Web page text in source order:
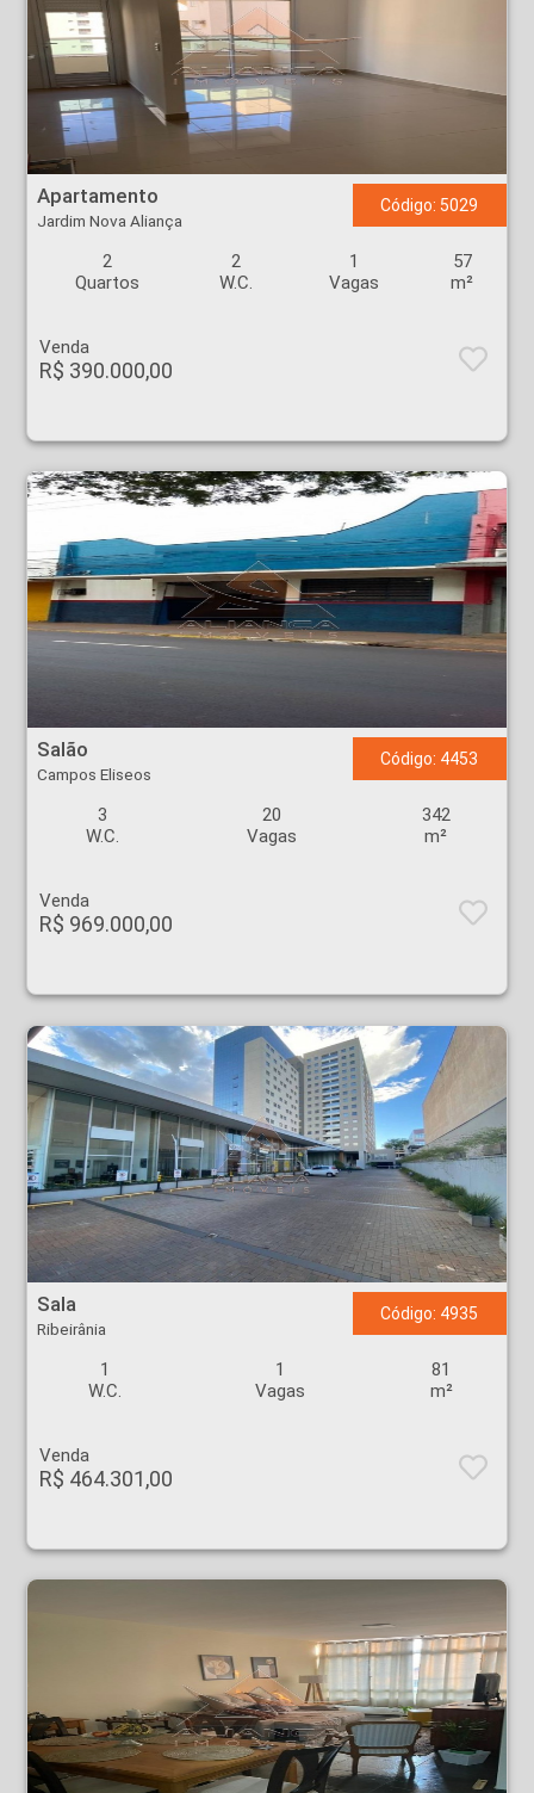
Apartamento - Jardim Nova Aliança - Ribeirão Preto
Apartamento
Jardim Nova Aliança
Código: 5029
2
Quartos
2
W.C.
1
Vagas
57
m²
Venda
R$ 390.000,00
Salão
Campos Eliseos
Código: 4453
3
W.C.
20
Vagas
342
m²
Venda
R$ 969.000,00
Sala - Ribeirânia - Ribeirão Preto
Sala
Ribeirânia
Código: 4935
1
W.C.
1
Vagas
81
m²
Venda
R$ 464.301,00